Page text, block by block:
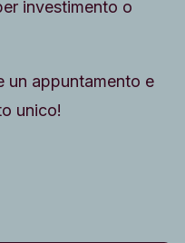
investimento o
un appuntamento e
unico!